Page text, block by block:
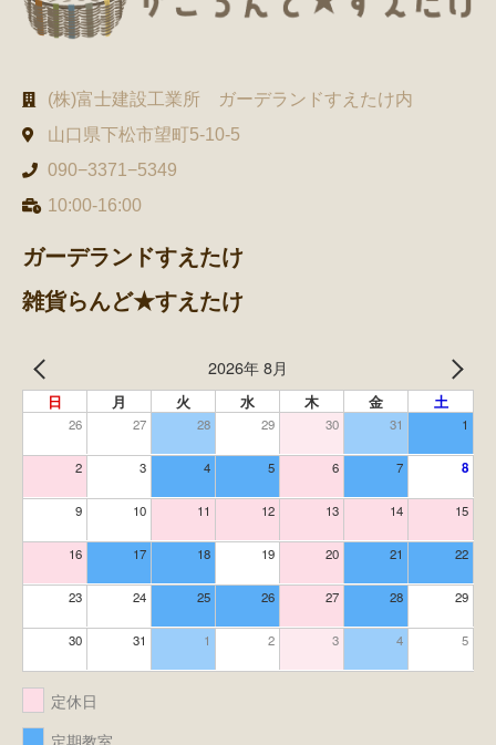
(株)富士建設工業所 ガーデランドすえたけ内
山口県下松市望町5-10-5
090−3371−5349
10:00-16:00
ガーデランドすえたけ
雑貨らんど★すえたけ
2026年 8月
日 月 火 水 木 金 土
26 27 28 29 30 31 1
2 3 4 5 6 7 8
9 10 11 12 13 14 15
16 17 18 19 20 21 22
23 24 25 26 27 28 29
30 31 1 2 3 4 5
定休日
定期教室